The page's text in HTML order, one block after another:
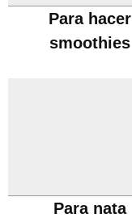
Para hacer
smoothies
Para nata